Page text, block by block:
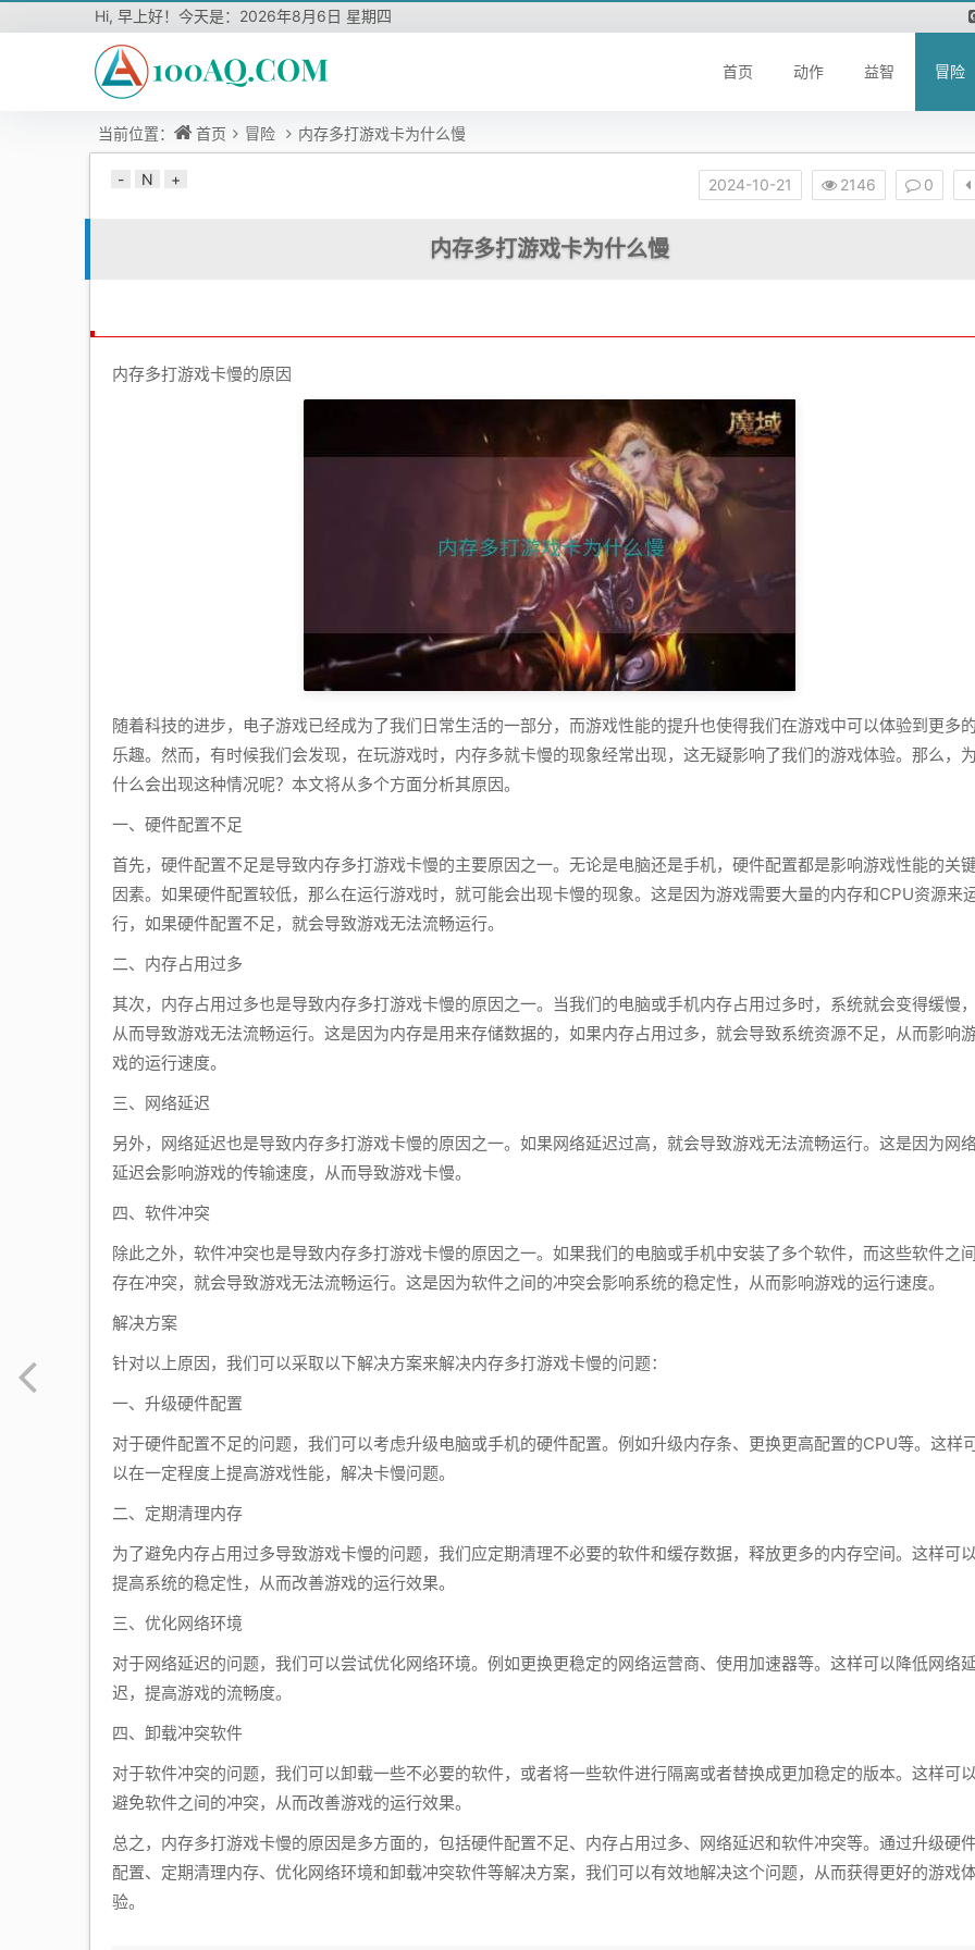
Hi, 早上好！今天是： 2026年8月6日 星期四
首页 动作 益智 冒险
当前位置： 首页 冒险 内存多打游戏卡为什么慢
2024-10-21 2146 0
- N +
内存多打游戏卡为什么慢
内存多打游戏卡慢的原因
随着科技的进步，电子游戏已经成为了我们日常生活的一部分，而游戏性能的提升也使得我们在游戏中可以体验到更多的
乐趣。然而，有时候我们会发现，在玩游戏时，内存多就卡慢的现象经常出现，这无疑影响了我们的游戏体验。那么，为
什么会出现这种情况呢？本文将从多个方面分析其原因。
一、硬件配置不足
首先，硬件配置不足是导致内存多打游戏卡慢的主要原因之一。无论是电脑还是手机，硬件配置都是影响游戏性能的关
因素。如果硬件配置较低，那么在运行游戏时，就可能会出现卡慢的现象。这是因为游戏需要大量的内存和CPU资源来
行，如果硬件配置不足，就会导致游戏无法流畅运行。
二、内存占用过多
其次，内存占用过多也是导致内存多打游戏卡慢的原因之一。当我们的电脑或手机内存占用过多时，系统就会变得缓慢，
从而导致游戏无法流畅运行。这是因为内存是用来存储数据的，如果内存占用过多，就会导致系统资源不足，从而影响
戏的运行速度。
三、网络延迟
另外，网络延迟也是导致内存多打游戏卡慢的原因之一。如果网络延迟过高，就会导致游戏无法流畅运行。这是因为网
延迟会影响游戏的传输速度，从而导致游戏卡慢。
四、软件冲突
除此之外，软件冲突也是导致内存多打游戏卡慢的原因之一。如果我们的电脑或手机中安装了多个软件，而这些软件之间
存在冲突，就会导致游戏无法流畅运行。这是因为软件之间的冲突会影响系统的稳定性，从而影响游戏的运行速度。
解决方案
针对以上原因，我们可以采取以下解决方案来解决内存多打游戏卡慢的问题：
一、升级硬件配置
对于硬件配置不足的问题，我们可以考虑升级电脑或手机的硬件配置。例如升级内存条、更换更高配置的CPU等。这样
以在一定程度上提高游戏性能，解决卡慢问题。
二、定期清理内存
为了避免内存占用过多导致游戏卡慢的问题，我们应定期清理不必要的软件和缓存数据，释放更多的内存空间。这样可以
提高系统的稳定性，从而改善游戏的运行效果。
三、优化网络环境
对于网络延迟的问题，我们可以尝试优化网络环境。例如更换更稳定的网络运营商、使用加速器等。这样可以降低网络
迟，提高游戏的流畅度。
四、卸载冲突软件
对于软件冲突的问题，我们可以卸载一些不必要的软件，或者将一些软件进行隔离或者替换成更加稳定的版本。这样可以
避免软件之间的冲突，从而改善游戏的运行效果。
总之，内存多打游戏卡慢的原因是多方面的，包括硬件配置不足、内存占用过多、网络延迟和软件冲突等。通过升级硬
配置、定期清理内存、优化网络环境和卸载冲突软件等解决方案，我们可以有效地解决这个问题，从而获得更好的游戏
验。